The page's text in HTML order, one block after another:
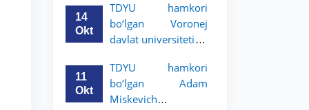
akademik mobillik
dasturini e’lon qildi
14
Okt
TDYU hamkori
bo‘lgan Voronej
davlat universiteti 2-
uchun akademik
mobillik dasturini
e’lon qildi
11
Okt
TDYU hamkori
bo‘lgan Adam
Miskevich